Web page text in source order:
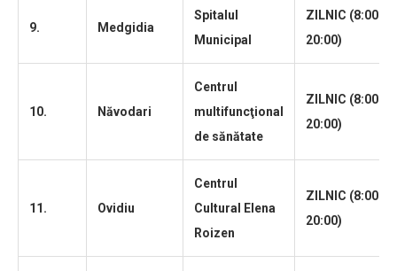
9. Medgidia
Spitalul
Municipal
ZILNIC (8:00 –
20:00)
10. Năvodari
Centrul
multifuncţional
de sănătate
ZILNIC (8:00 –
20:00)
11. Ovidiu
Centrul
Cultural Elena
Roizen
ZILNIC (8:00 –
20:00)